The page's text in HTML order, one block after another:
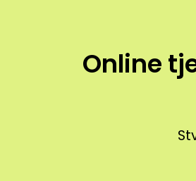
Online